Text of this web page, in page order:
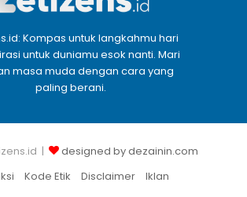
Kompas untuk langkahmu hari
untuk duniamu esok nanti. Mari
masa muda dengan cara yang
paling berani.
|
designed by dezainin.com
Kode Etik Disclaimer Iklan